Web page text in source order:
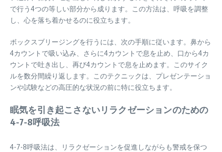
で行う4つの等しい部分から成ります。この方法は、呼吸を調整
し、心を落ち着かせるのに役立ちます。
ボックスブリージングを行うには、次の手順に従います。鼻から
4カウントで吸い込み、さらに4カウントで息を止め、口から4カ
ウントで吐き出し、再び4カウントで息を止めます。このサイク
ルを数分間繰り返します。このテクニックは、プレゼンテーショ
ンや試験などの高圧的な状況の前に特に役立ちます。
眠気を引き起こさないリラクゼーションのための
4-7-8呼吸法
4-7-8呼吸法は、リラクゼーションを促進しながらも警戒を保つ